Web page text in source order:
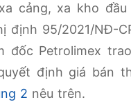
cảng, xa kho
định 95/2021/NĐ-
đốc Petrolimex
định giá bán
2 nêu trên.